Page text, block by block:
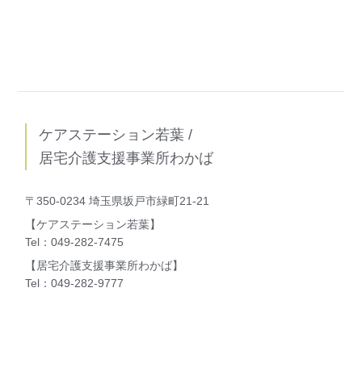
ケアステーション若葉 /
居宅介護支援事業所わかば
〒350-0234 埼玉県坂戸市緑町21-21
【ケアステーション若葉】
Tel：049-282-7475
【居宅介護支援事業所わかば】
Tel：049-282-9777